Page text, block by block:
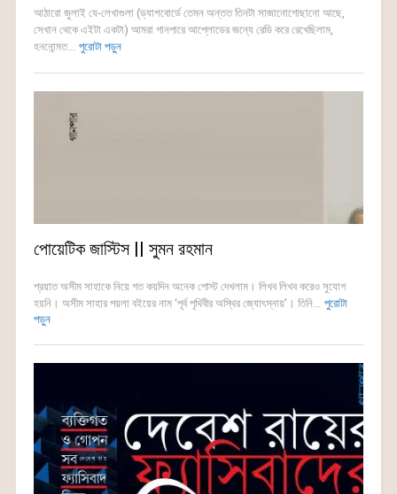
আঠারো জুলাই যে-লেখাগুলা (ড্যাশবোর্ডে তেমন অন্তত তিনটা সাজানোগোছানো আছে,
সেখান থেকে এইটা একটা) আমরা গানপারে আপ্লোডের জন্যে রেডি করে রেখেছিলাম,
হননোন্মত... পুরোটা পড়ুন
পোয়েটিক জাস্টিস || সুমন রহমান
প্রয়াত অসীম সাহাকে নিয়ে গত কয়দিন অনেক পোস্ট দেখলাম। লিখব লিখব করেও সুযোগ
হয়নি। অসীম সাহার পয়লা বইয়ের নাম ‘পূর্ব পৃথিবীর অস্থির জ্যোৎস্নায়’। তিনি... পুরোটা
পড়ুন